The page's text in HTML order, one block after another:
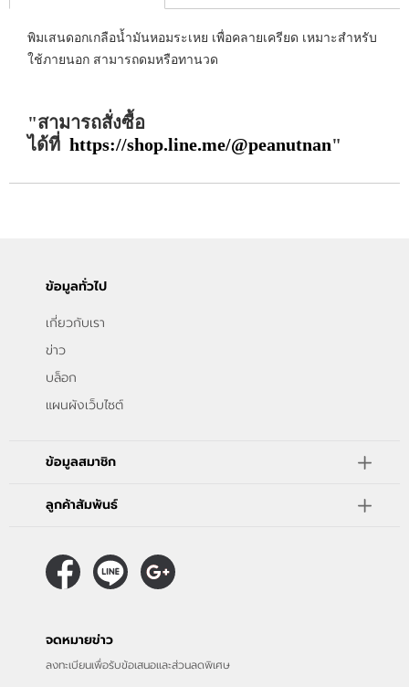
พิมเสนดอกเกลือน้ำมันหอมระเหย เพื่อคลายเครียด เหมาะสำหรับ
ใช้ภายนอก สามารถดมหรือทานวด
สามารถสั่งซื้อ
ได้ที่ https://shop.line.me/@peanutnan
ข้อมูลทั่วไป
เกี่ยวกับเรา
ข่าว
บล็อก
แผนผังเว็บไซต์
ข้อมูลสมาชิก
ลูกค้าสัมพันธ์
จดหมายข่าว
ลงทะเบียนเพื่อรับข้อเสนอและส่วนลดพิเศษ